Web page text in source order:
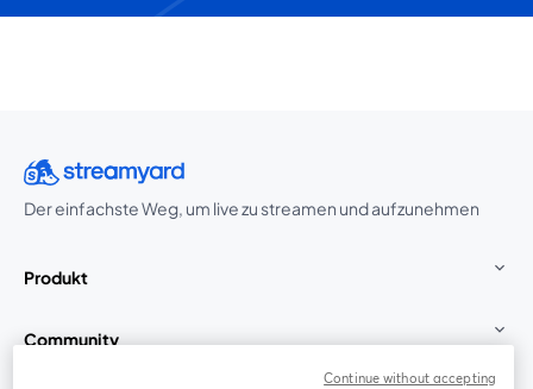
Der einfachste Weg, um live zu streamen und aufzunehmen
Produkt
Community
Continue without accepting